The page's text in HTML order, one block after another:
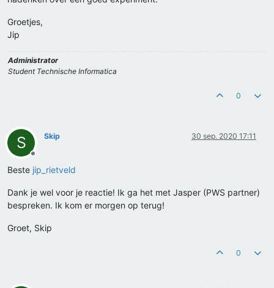
Groetjes,
Jip
Administrator
Student Technische Informatica
0
S
Offline
Skip 30 sep. 2020 17:11
Beste jip_rietveld
Dank je wel voor je reactie! Ik ga het met Jasper (PWS partner)
bespreken. Ik kom er morgen op terug!
Groet, Skip
0